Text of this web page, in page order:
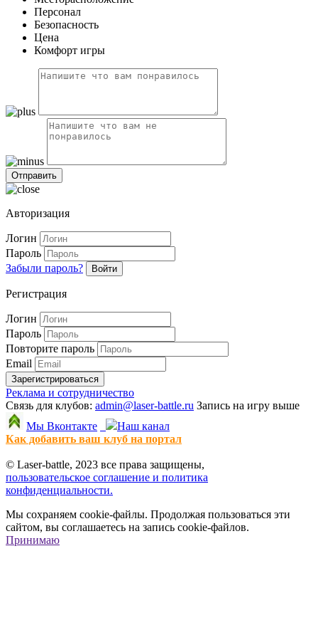
Персонал
Безопасность
Цена
Комфорт игры
Авторизация
Логин
Пароль
Забыли пароль?
Войти
Регистрация
Логин
Пароль
Повторите пароль
Email
Зарегистрироваться
Реклама и сотрудничество
Связь для клубов: admin@laser-battle.ru Запись на игру выше
Мы Вконтакте
Наш канал
Как добавить ваш клуб на портал
© Laser-battle, 2023 все права защищены,
пользовательское соглашение и политика
конфиденциальности.
Мы сохраняем cookie-файлы. Продолжая пользоваться эти
сайтом, вы соглашаетесь на запись cookie-файлов.
Принимаю